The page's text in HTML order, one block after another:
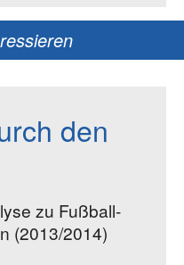
den
zu Fußball-
(2013/2014)